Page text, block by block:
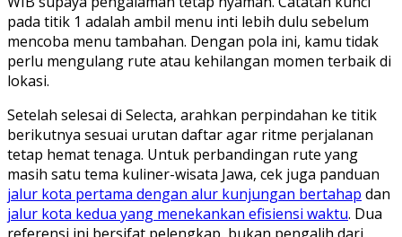
pada titik 1 adalah ambil menu inti lebih dulu sebelum
mencoba menu tambahan. Dengan pola ini, kamu tidak
perlu mengulang rute atau kehilangan momen terbaik di
lokasi.
Setelah selesai di Selecta, arahkan perpindahan ke titik
berikutnya sesuai urutan daftar agar ritme perjalanan
tetap hemat tenaga. Untuk perbandingan rute yang
masih satu tema kuliner-wisata Jawa, cek juga panduan
jalur kota pertama dengan alur kunjungan bertahap dan
jalur kota kedua yang menekankan efisiensi waktu. Dua